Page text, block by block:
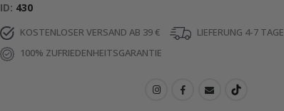
ID 430
KOSTENLOSER VERSAND AB 39 €
LIEFERUNG 4-7 TAGE
100% ZUFRIEDENHEITSGARANTIE